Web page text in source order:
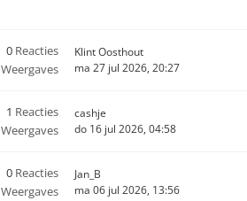
0 Reacties
Weergaves
Klint Oosthout
ma 27 jul 2026, 20:27
1 Reacties
Weergaves
cashje
do 16 jul 2026, 04:58
0 Reacties
Weergaves
Jan_B
ma 06 jul 2026, 13:56